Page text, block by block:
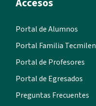
Portal de Alumnos
Portal Familia
Portal de Profesores
Portal de Egresados
Preguntas Frecuentes